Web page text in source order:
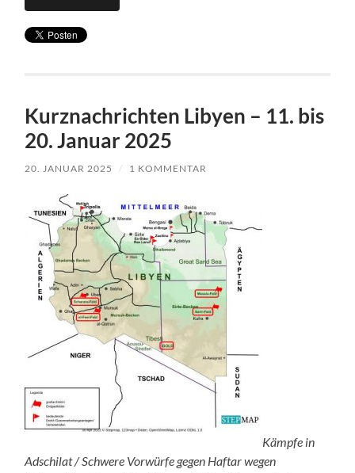
Kurznachrichten Libyen – 11. bis
20. Januar 2025
20. JANUAR 2025 / 1 KOMMENTAR
Kämpfe in
Adschilat / Schwere Vorwürfe gegen Haftar wegen